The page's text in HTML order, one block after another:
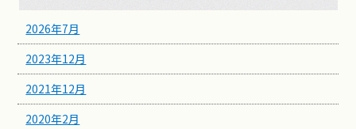
2026年7月
2023年12月
2021年12月
2020年2月